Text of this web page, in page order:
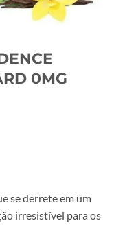
0MG
se derrete em um
irresistível para os